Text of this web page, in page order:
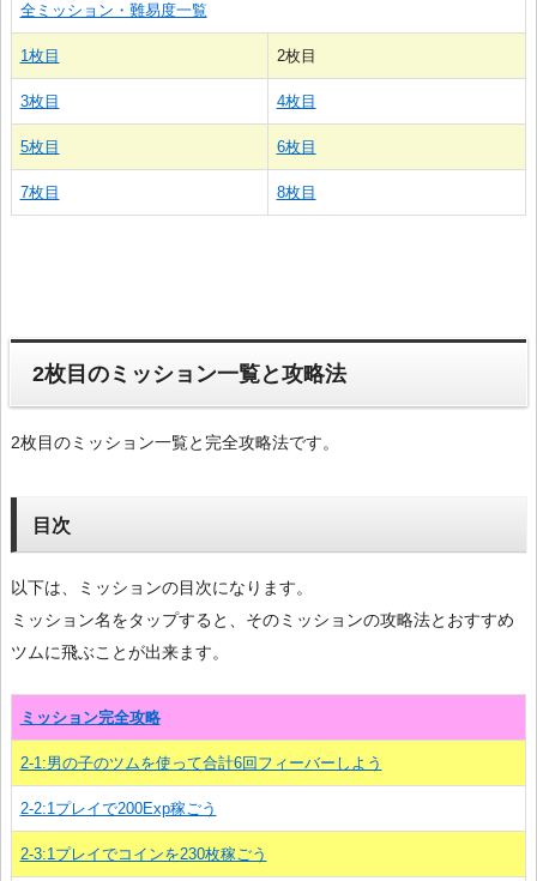
全ミッション・難易度一覧
1枚目 2枚目
3枚目 4枚目
5枚目 6枚目
7枚目 8枚目
2枚目のミッション一覧と攻略法
2枚目のミッション一覧と完全攻略法です。
目次
以下は、ミッションの目次になります。
ミッション名をタップすると、そのミッションの攻略法とおすすめ
ツムに飛ぶことが出来ます。
ミッション完全攻略
2-1:男の子のツムを使って合計6回フィーバーしよう
2-2:1プレイで200Exp稼ごう
2-3:1プレイでコインを230枚稼ごう